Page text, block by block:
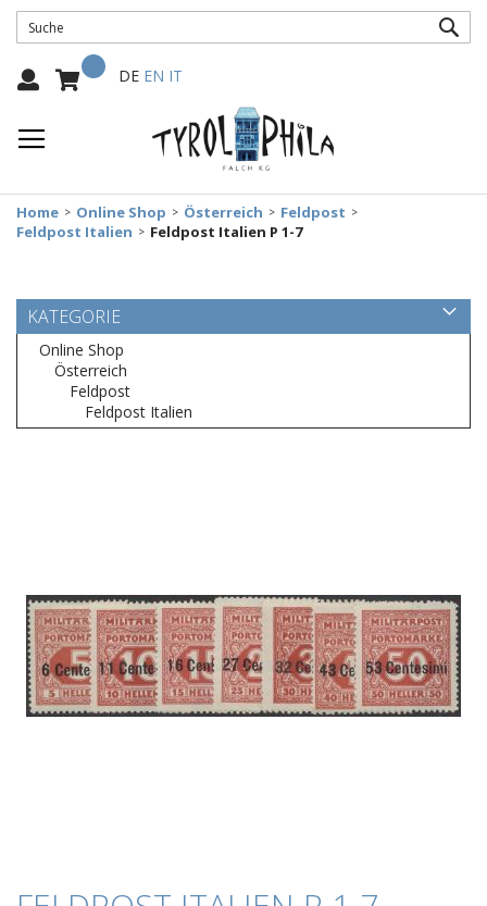
Mein Warenkorb
Select
DE EN IT
Home Online Shop Österreich
Feldpost
Feldpost Italien
Feldpost Italien P 1-7
Zum
KATEGORIE
Online Shop
Österreich
Feldpost
Feldpost Italien